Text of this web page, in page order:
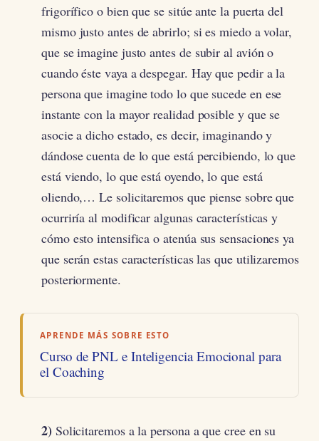
frigorífico o bien que se sitúe ante la puerta del
mismo justo antes de abrirlo; si es miedo a volar,
que se imagine justo antes de subir al avión o
cuando éste vaya a despegar. Hay que pedir a la
persona que imagine todo lo que sucede en ese
instante con la mayor realidad posible y que se
asocie a dicho estado, es decir, imaginando y
dándose cuenta de lo que está percibiendo, lo que
está viendo, lo que está oyendo, lo que está
oliendo,… Le solicitaremos que piense sobre que
ocurriría al modificar algunas características y
cómo esto intensifica o atenúa sus sensaciones ya
que serán estas características las que utilizaremos
posteriormente.
APRENDE MÁS SOBRE ESTO
Curso de PNL e Inteligencia Emocional para
el Coaching
2) Solicitaremos a la persona a que cree en su